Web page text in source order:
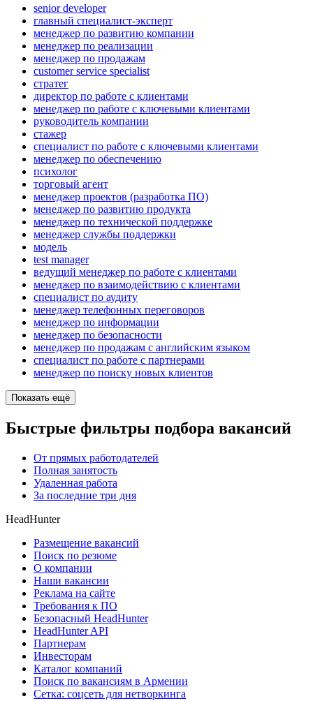
senior developer
главный специалист-эксперт
менеджер по развитию компании
менеджер по реализации
менеджер по продажам
customer service specialist
стратег
директор по работе с клиентами
менеджер по работе с ключевыми клиентами
руководитель компании
стажер
специалист по работе с ключевыми клиентами
менеджер по обеспечению
психолог
торговый агент
менеджер проектов (разработка ПО)
менеджер по развитию продукта
менеджер по технической поддержке
менеджер службы поддержки
модель
test manager
ведущий менеджер по работе с клиентами
менеджер по взаимодействию с клиентами
специалист по аудиту
менеджер телефонных переговоров
менеджер по информации
менеджер по безопасности
менеджер по продажам с английским языком
специалист по работе с партнерами
менеджер по поиску новых клиентов
Показать ещё
Быстрые фильтры подбора вакансий
От прямых работодателей
Полная занятость
Удаленная работа
За последние три дня
HeadHunter
Размещение вакансий
Поиск по резюме
О компании
Наши вакансии
Реклама на сайте
Требования к ПО
Безопасный HeadHunter
HeadHunter API
Партнерам
Инвесторам
Каталог компаний
Поиск по вакансиям в Армении
Сетка: соцсеть для нетворкинга